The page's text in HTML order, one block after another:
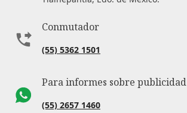
Conmutador
(55) 5362 1501
Para informes sobre publicidad
(55) 2657 1460